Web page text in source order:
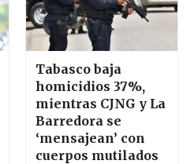
Tabasco baja
homicidios 37%,
mientras CJNG y La
Barredora se
‘mensajean’ con
cuerpos mutilados